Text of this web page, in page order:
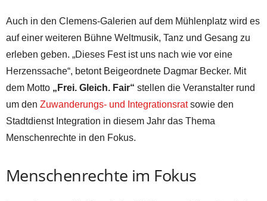
Auch in den Clemens-Galerien auf dem Mühlenplatz wird es
auf einer weiteren Bühne Weltmusik, Tanz und Gesang zu
erleben geben. „Dieses Fest ist uns nach wie vor eine
Herzenssache“, betont Beigeordnete Dagmar Becker. Mit
dem Motto „Frei. Gleich. Fair“ stellen die Veranstalter rund
um den Zuwanderungs- und Integrationsratsowie den
Stadtdienst Integration in diesem Jahr das Thema
Menschenrechte in den Fokus.
Menschenrechte im Fokus